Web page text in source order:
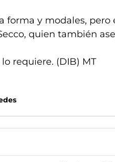
forma y modales, pero
quien también
requiere. (DIB) MT